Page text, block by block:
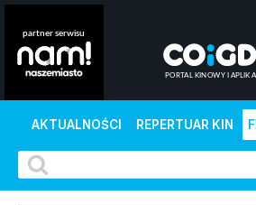
AKTUALNOŚCI REPERTUAR KIN